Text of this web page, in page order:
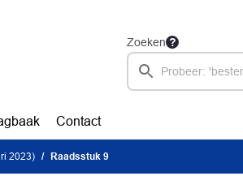
Zoeken
Contact
2023) Raadsstuk 9